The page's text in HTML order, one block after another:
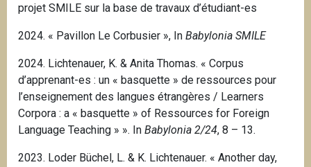
projet SMILE sur la base de travaux d’étudiant-es
2024. « Pavillon Le Corbusier », In Babylonia SMILE
2024. Lichtenauer, K. & Anita Thomas. « Corpus
d’apprenant-es : un « basquette » de ressources pour
l’enseignement des langues étrangères / Learners
Corpora : a « basquette » of Ressources for Foreign
Language Teaching » ». In Babylonia 2/24, 8 – 13.
2023. Loder Büchel, L. & K. Lichtenauer. « Another day,